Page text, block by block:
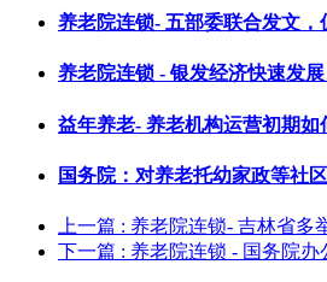
养老院连锁- 五部委联合发文，
养老院连锁 - 银发经济快速发
益年养老- 养老机构运营初期如
国务院：对养老托幼家政等社
上一篇 : 养老院连锁- 吉林省多
下一篇 : 养老院连锁 - 国务院